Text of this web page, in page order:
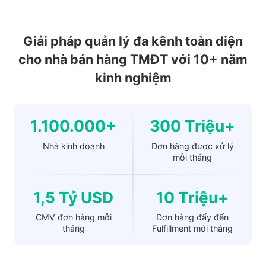
Giải pháp quản lý đa kênh toàn diện
cho nhà bán hàng TMĐT với 10+ năm
kinh nghiệm
1.100.000+
Nhà kinh doanh
300 Triệu+
Đơn hàng được xử lý
mỗi tháng
1,5 Tỷ USD
CMV đơn hàng mỗi
tháng
10 Triệu+
Đơn hàng đẩy đến
Fulfillment mỗi tháng